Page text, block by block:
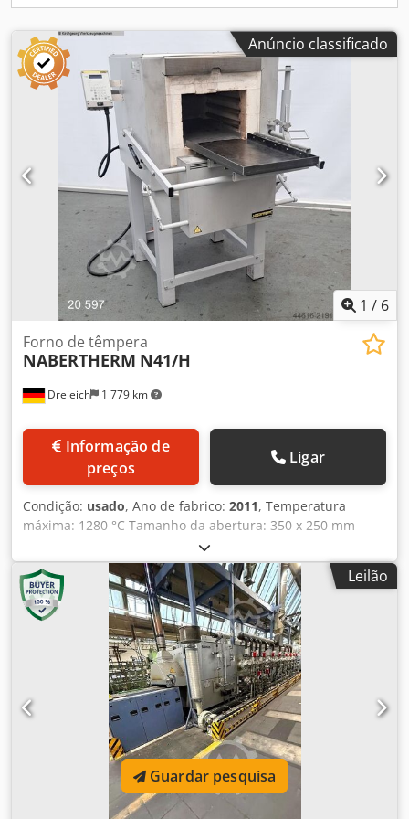
Anúncio classificado
1 / 6
Dreieich 1 779 km
Forno de têmpera
NABERTHERM N41/H
preços
Ligar
Condição: usado, Ano de fabrico: 2011, Temperatura
máxima: 1280 °C Tamanho da abertura: 350 x 250 mm
Profundidade da câmara: 500 mm Volume: 41 L Tensão de
operação: 400 V Potência total necessária: 15,0 kW Peso da
máquina: aprox. 277 kg Dimensões (CxLxA): aprox. 1,15 x
1,45 x 1,35 m - Nº de fábrica: 219660 - Comando:
NABERTHERM P300 Dcsdsy R Efgopfx Aggsk - Com mesa
giratória de 340 x 550 mm
Leilão
Guardar pesquisa